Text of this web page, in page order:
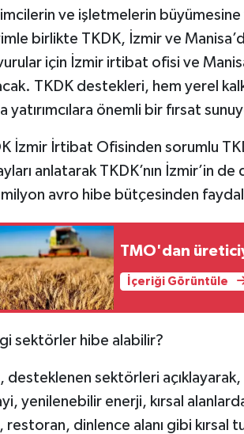
ve işletmelerin büyümesine
birlikte TKDK, İzmir ve
için İzmir irtibat ofisi ve
TKDK destekleri, hem yerel
yatırımcılara önemli bir fırsat
İzmir İrtibat Ofisinden sorumlu
anlatarak TKDK’nın İzmir’in
avro hibe bütçesinden
TMO'dan
İçeriği Görüntüle
sektörler hibe alabilir?
desteklenen sektörleri açıklayarak,
yenilenebilir enerji, kırsal
restoran, dinlence alanı gibi kırsal